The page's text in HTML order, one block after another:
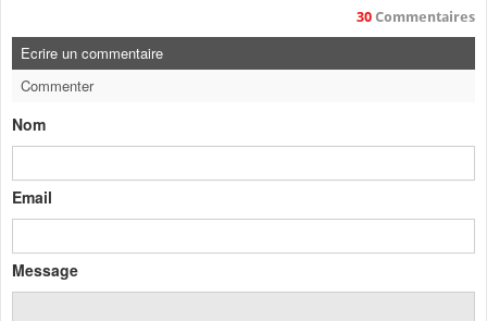
30 Commentaires
Ecrire un commentaire
Commenter
Nom
Email
Message